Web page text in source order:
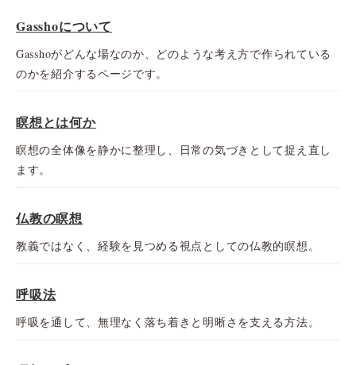
Gasshoについて
Gasshoがどんな場なのか、どのような考え方で作られている
のかを紹介するページです。
瞑想とは何か
瞑想の全体像を静かに整理し、日常の気づきとして捉え直し
ます。
仏教の瞑想
教義ではなく、経験を見つめる視点としての仏教的瞑想。
呼吸法
呼吸を通して、無理なく落ち着きと明晰さを支える方法。